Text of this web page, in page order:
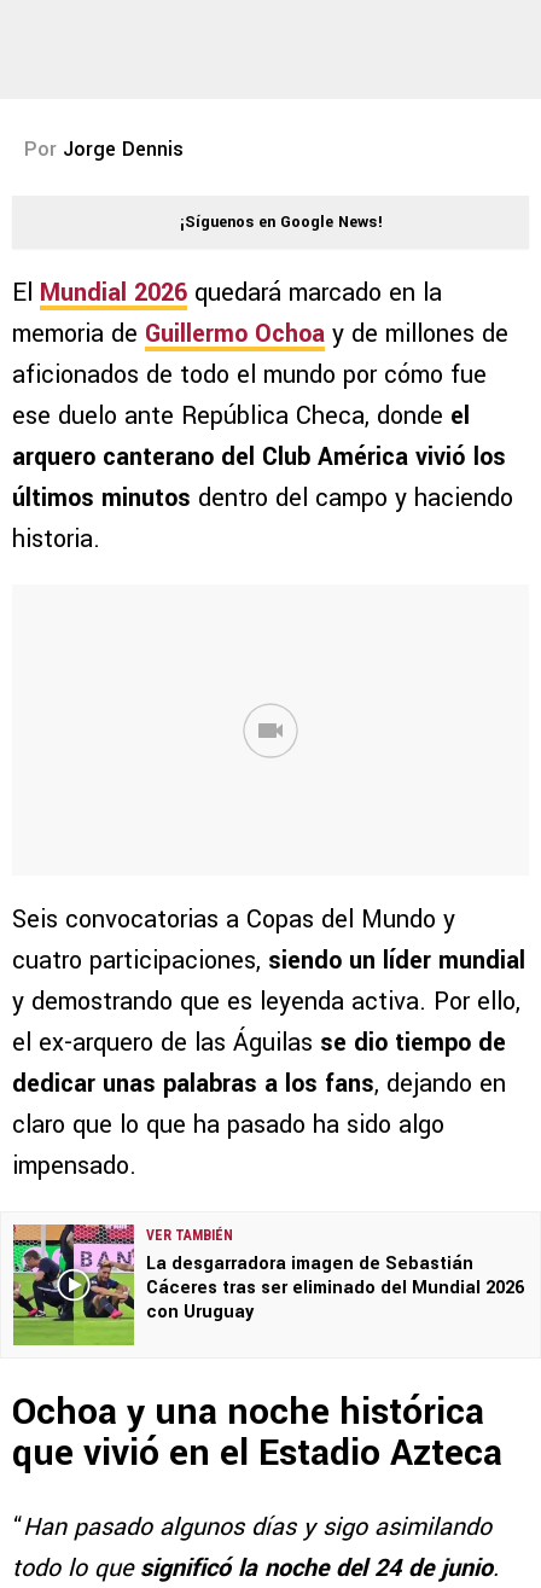
Por Jorge Dennis
¡Síguenos en Google News!
El Mundial 2026 quedará marcado en la
memoria de Guillermo Ochoa y de millones de
aficionados de todo el mundo por cómo fue
ese duelo ante República Checa, donde el
arquero canterano del Club América vivió los
últimos minutos dentro del campo y haciendo
historia.
Seis convocatorias a Copas del Mundo y
cuatro participaciones, siendo un líder mundial
y demostrando que es leyenda activa. Por ello,
el ex-arquero de las Águilas se dio tiempo de
dedicar unas palabras a los fans, dejando en
claro que lo que ha pasado ha sido algo
impensado.
VER TAMBIÉN
La desgarradora imagen de Sebastián
Cáceres tras ser eliminado del Mundial 2026
con Uruguay
Ochoa y una noche histórica
que vivió en el Estadio Azteca
“Han pasado algunos días y sigo asimilando
todo lo quesignificó la noche del 24 de junio.